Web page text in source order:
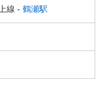
線 - 鶴瀬駅